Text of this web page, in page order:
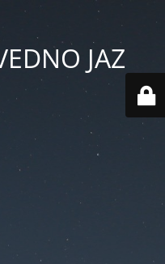
JAZ